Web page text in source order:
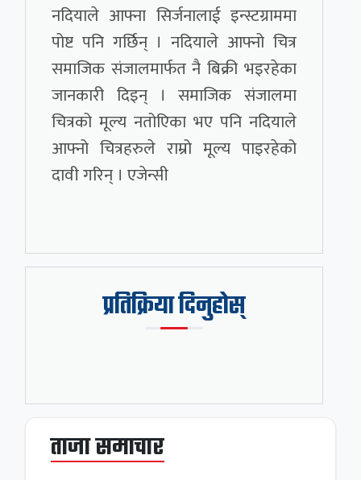
नदियाले आफ्ना सिर्जनालाई इन्स्टग्राममा
पोष्ट पनि गर्छिन् । नदियाले आफ्नो चित्र
समाजिक संजालमार्फत नै बिक्री भइरहेका
जानकारी दिइन् । समाजिक संजालमा
चित्रको मूल्य नतोएिका भए पनि नदियाले
आफ्नो चित्रहरुले राम्रो मूल्य पाइरहेको
दावी गरिन् । एजेन्सी
प्रतिक्रिया दिनुहोस्
ताजा समाचार